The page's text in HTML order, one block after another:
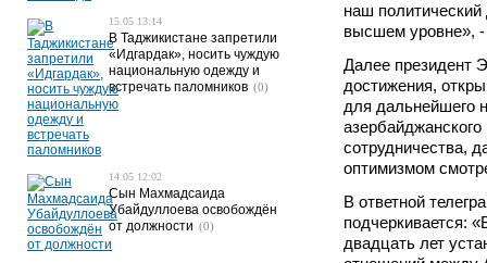
наш политический
высшем уровне», -
Далее президент
достижения,
для дальнейшего
сотрудничества,
оптимизмом
В ответной
подчеркивается:
двадцать лет
15.05 13:14
В Таджикистане запретили
«Идгардак», носить чуждую
национальную одежду и
встречать паломников (0)
14.05 12:02
Сын Махмадсаида
Убайдуллоева освобождён
от должности (0)